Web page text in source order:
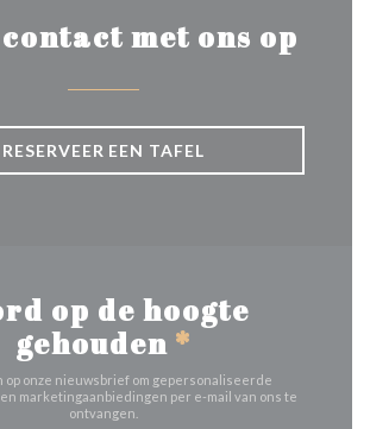
contact met ons op
RESERVEER EEN TAFEL
op de hoogte
gehouden *
op onze nieuwsbrief om gepersonaliseerde
marketingaanbiedingen per e-mail van ons te
ontvangen.